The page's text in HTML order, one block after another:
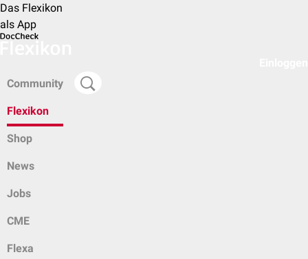
Das Flexikon
als App
Community
Flexikon
Shop
News
Jobs
CME
Flexa